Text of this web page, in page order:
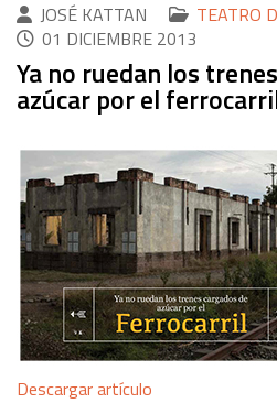
JOSÉ KATTAN
TEATRO
01 DICIEMBRE 2013
Ya no ruedan los
azúcar por el
Descargar artículo